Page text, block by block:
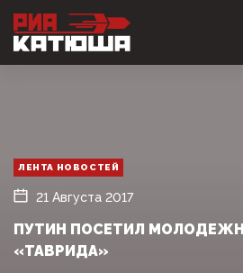
ЛЕНТА НОВОСТЕЙ
21 Августа 2017
ПУТИН ПОСЕТИЛ
«ТАВРИДА»‍